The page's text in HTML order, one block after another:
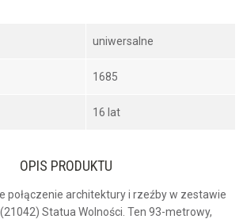
uniwersalne
1685
16 lat
OPIS PRODUKTU
połączenie architektury i rzeźby w zestawie
Statua Wolności. Ten 93-metrowy,